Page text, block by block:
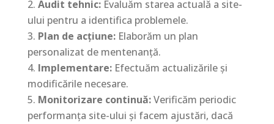
Audit tehnic:Evaluăm starea actuală a site-
ului pentru a identifica problemele.
Plan de acțiune:Elaborăm un plan
personalizat de mentenanță.
Implementare:Efectuăm actualizările și
modificările necesare.
Monitorizare continuă:Verificăm periodic
performanța site-ului și facem ajustări, dacă